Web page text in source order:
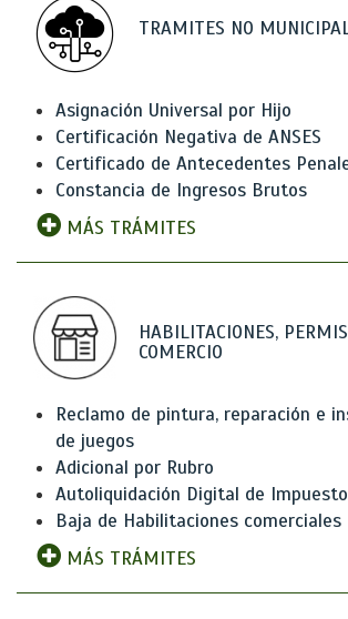
TRAMITES NO
Asignación Universal por Hijo
Certificación Negativa de ANSES
Certificado de Antecedentes
Constancia de Ingresos Brutos
MÁS TRÁMITES
HABILITACIONES,
COMERCIO
Reclamo de pintura, reparación e
de juegos
Adicional por Rubro
Autoliquidación Digital de
Baja de Habilitaciones comerciales
MÁS TRÁMITES